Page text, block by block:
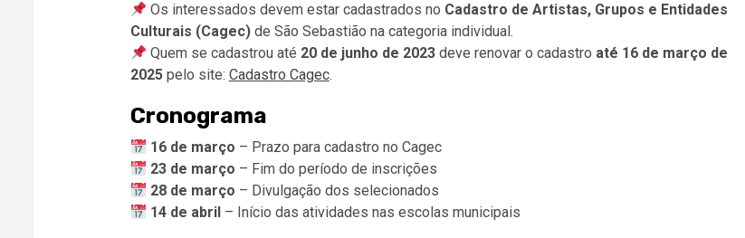
Os interessados devem estar cadastrados no Cadastro de Artistas, Grupos e Entidades
Culturais (Cagec)de São Sebastião na categoria individual.
Quem se cadastrou até 20 de junho de 2023deve renovar o cadastro até 16 de março de
2025pelo site: Cadastro Cagec.
Cronograma
16 de março – Prazo para cadastro no Cagec
23 de março – Fim do período de inscrições
28 de março – Divulgação dos selecionados
14 de abril – Início das atividades nas escolas municipais